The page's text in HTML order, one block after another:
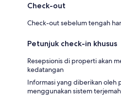
Check-out
Check-out sebelum tengah
Petunjuk check-in khusus
Resepsionis di properti akan
kedatangan
Informasi yang diberikan
menggunakan sistem